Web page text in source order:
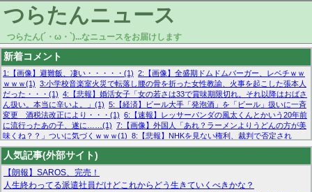
つらたんニュース
つらたん(´・ω・`)...なニュースをお届けします
新着コメント
1:【画像】避難飯、凄い・・・・・(1) 2:【画像】全盛期ドムドムバーガー、レベチｗｗ
ｗｗｗ(1) 3:小学校音楽室火災で転落し腰の骨を折った女性教諭、火事を起こした張本人
だった・・・(1) 4:【悲報】婚活女子「女の若さは33で賞味期限切れ。それ以降はおばさ
ん扱い。本当に辛いよ。」(1) 5:【経済】ビール大手「発泡酒」を「ビール」扱いに一斉
変更 酒税法改正により・・・(1) 6:【速報】レッサーパンダの風太くんとかいう20年前
に流行ったあの子、遂に……(1) 7:【画像】外国人「あれ？ラーメンよりうどんの方が美
味くね？？」ついに気づくｗｗｗ(1) 8:【悲報】NHKを見ない権利、裁判で否定され
る・・・(1) 9:欧州委員長「原発縮小は間違いでした」(1) 10:【悲報】日本企業の人手不
足、限界突破 52%「正社員も足りてません…」(1)
人気記事(外部サイト)
【朗報】SAROS、完売！
人生終わってる派遣社員だけどこれからどう生きていくべきかな？